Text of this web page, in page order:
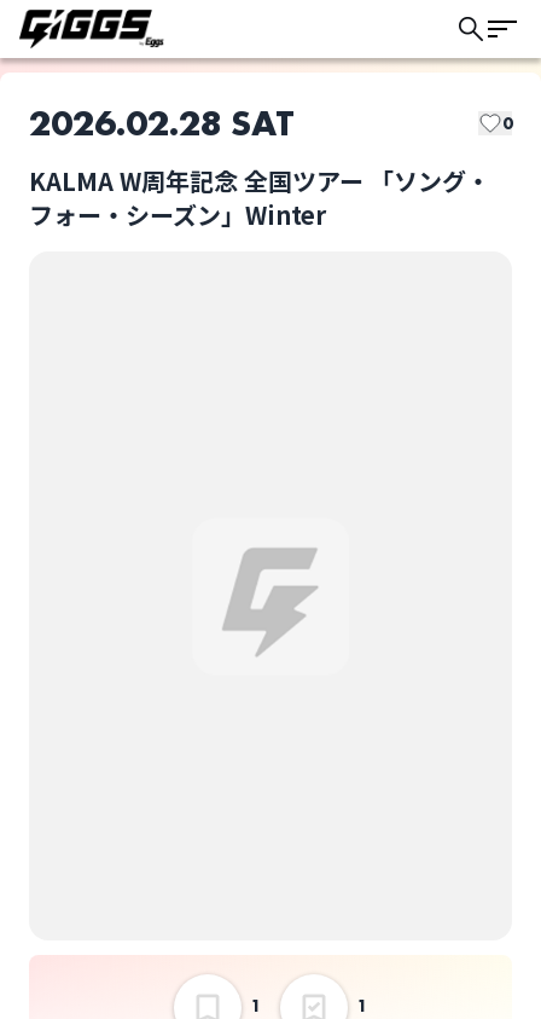
2026.02.28 SAT 0
KALMA W周年記念 全国ツアー 「ソング・
フォー・シーズン」Winter
1 1
このライブの取り置きは終了しました